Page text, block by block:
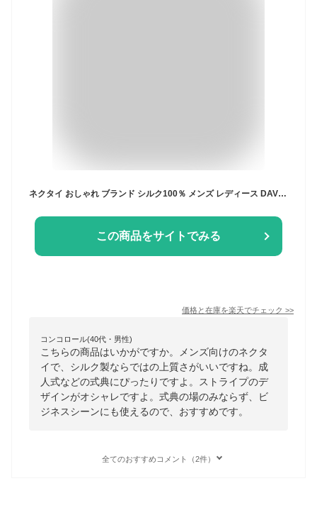
ネクタイ おしゃれ ブランド シルク100％ メンズ レディース DAVICI ダヴィンチ パネル 切り替え 【あす楽_関東】【あす楽_近畿】個性派 ギフト プレゼント 誕生日 成人式 結婚式 入学式 卒業式
この商品をサイトでみる
価格と在庫を楽天でチェック >>
コンコロール(40代・男性)
こちらの商品はいかがですか。メンズ向けのネクタ
イで、シルク製ならではの上質さがいいですね。成
人式などの式典にぴったりですよ。ストライプのデ
ザインがオシャレですよ。式典の場のみならず、ビ
ジネスシーンにも使えるので、おすすめです。
全てのおすすめコメント（2件）